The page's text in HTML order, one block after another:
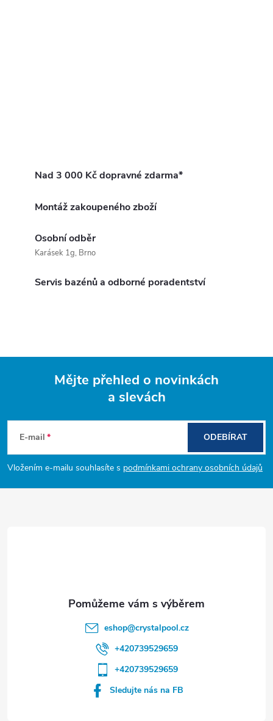
Nad 3 000 Kč dopravné zdarma*
Montáž zakoupeného zboží
Osobní odběr
Karásek 1g, Brno
Servis bazénů a odborné poradentství
p
a
Mějte přehled o novinkách
a slevách
E-mail
Vložením e-mailu souhlasíte s podmínkami ochrany osobních údajů
ODEBÍRAT
eshop@crystalpool.cz
+420739529659
+420739529659
Sledujte nás na FB